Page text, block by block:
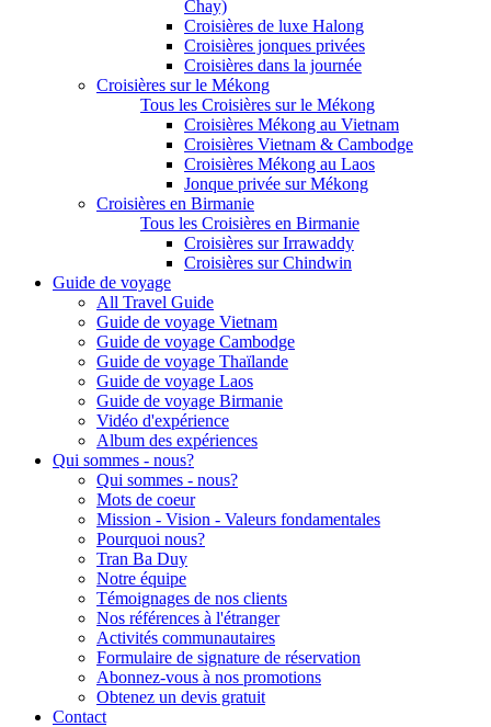
Chay)
Croisières de luxe Halong
Croisières jonques privées
Croisières dans la journée
Croisières sur le Mékong
Tous les Croisières sur le Mékong
Croisières Mékong au Vietnam
Croisières Vietnam & Cambodge
Croisières Mékong au Laos
Jonque privée sur Mékong
Croisières en Birmanie
Tous les Croisières en Birmanie
Croisières sur Irrawaddy
Croisières sur Chindwin
Guide de voyage
All Travel Guide
Guide de voyage Vietnam
Guide de voyage Cambodge
Guide de voyage Thaïlande
Guide de voyage Laos
Guide de voyage Birmanie
Vidéo d'expérience
Album des expériences
Qui sommes - nous?
Qui sommes - nous?
Mots de coeur
Mission - Vision - Valeurs fondamentales
Pourquoi nous?
Tran Ba Duy
Notre équipe
Témoignages de nos clients
Nos références à l'étranger
Activités communautaires
Formulaire de signature de réservation
Abonnez-vous à nos promotions
Obtenez un devis gratuit
Contact